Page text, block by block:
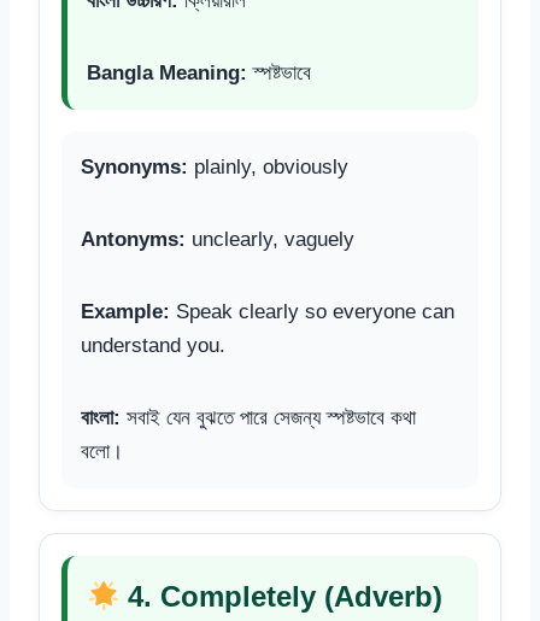
Bangla Meaning: স্পষ্টভাবে
Synonyms: plainly, obviously
Antonyms: unclearly, vaguely
Example: Speak clearly so everyone can
understand you.
বাংলা: সবাই যেন বুঝতে পারে সেজন্য স্পষ্টভাবে কথা
বলো।
4. Completely (Adverb)